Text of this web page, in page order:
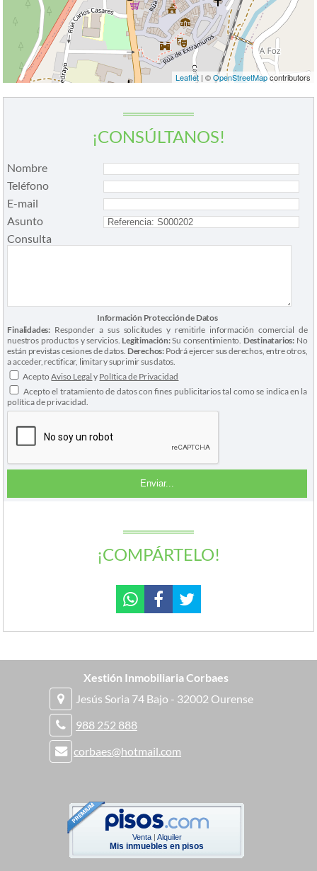
¡COMPÁRTELO!
¡CONSÚLTANOS!
Nombre
Teléfono
E-mail
Asunto
Consulta
Información Protección de Datos
Finalidades: Responder a sus solicitudes y remitirle información comercial de
nuestros productos y servicios. Legitimación:Su consentimiento. Destinatarios:No
están previstas cesiones de datos. Derechos: Podrá ejercer sus derechos, entre otros,
a acceder, rectificar, limitar y suprimir sus datos.
AceptoAviso Legal y Política de Privacidad
Acepto el tratamiento de datos con fines publicitarios tal como se indica en la
política de privacidad.
Leaflet| ©OpenStreetMapcontributors
Xestión Inmobiliaria Corbaes
Jesús Soria 74 Bajo - 32002 Ourense
988 252 888
corbaes@hotmail.com
Venta| Alquiler
Mis inmuebles en pisos